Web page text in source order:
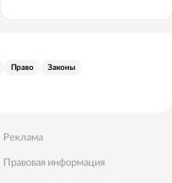
Право Законы
Реклама
Правовая информация